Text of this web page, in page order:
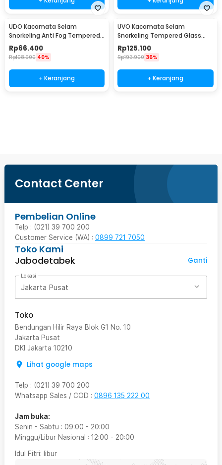
UDO Kacamata Selam
Snorkeling Anti Fog Tempered
Glass Diving Mask - U-165
Rp66.400
Rp108.900 40%
+ Keranjang
UVO Kacamata Selam
Snorkeling Tempered Glass
Anti Fog Diving Mask - U-88
Rp125.100
Rp193.900 36%
+ Keranjang
Contact Center
Pembelian Online
Telp : (021) 39 700 200
Customer Service (WA) : 0899 721 7050
Toko Kami
Jabodetabek
Ganti
Lokasi
Jakarta Pusat
Toko
Bendungan Hilir Raya Blok G1 No. 10
Jakarta Pusat
DKI Jakarta 10210
Lihat google maps
Telp : (021) 39 700 200
Whatsapp Sales / COD : 0896 135 222 00
Jam buka:
Senin - Sabtu : 09:00 - 20:00
Minggu/Libur Nasional : 12:00 - 20:00
Idul Fitri: libur